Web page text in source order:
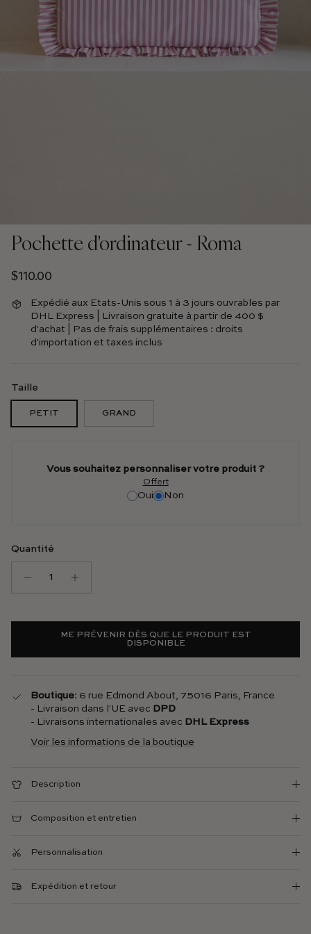
Pochette d'ordinateur - Roma
Prix régulier
$110.00
Expédié aux Etats-Unis sous 1 à 3 jours ouvrables par
DHL Express | Livraison gratuite à partir de 400 $
d'achat | Pas de frais supplémentaires : droits
d'importation et taxes inclus
Taille
PETIT GRAND
Vous souhaitez personnaliser votre produit ?
Offert
Oui Non
Quantité
ME PRÉVENIR DÈS QUE LE PRODUIT EST
DISPONIBLE
Boutique: 6 rue Edmond About, 75016 Paris, France
- Livraison dans l'UE avec DPD
- Livraisons internationales avec DHL Express
Voir les informations de la boutique
Description
Composition et entretien
Personnalisation
Expédition et retour